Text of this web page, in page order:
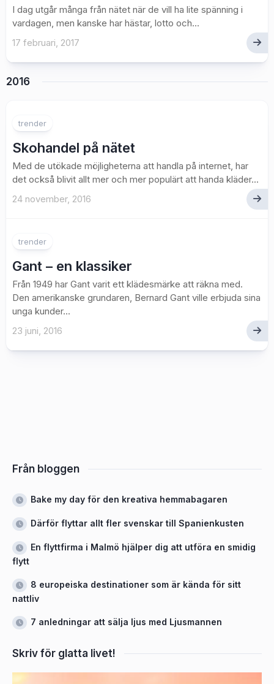
I dag utgår många från nätet när de vill ha lite spänning i
vardagen, men kanske har hästar, lotto och...
17 februari, 2017
2016
trender
Skohandel på nätet
Med de utökade möjligheterna att handla på internet, har
det också blivit allt mer och mer populärt att handa kläder...
24 november, 2016
trender
Gant – en klassiker
Från 1949 har Gant varit ett klädesmärke att räkna med.
Den amerikanske grundaren, Bernard Gant ville erbjuda sina
unga kunder...
23 juni, 2016
Från bloggen
Bake my day för den kreativa hemmabagaren
Därför flyttar allt fler svenskar till Spanienkusten
En flyttfirma i Malmö hjälper dig att utföra en smidig
flytt
8 europeiska destinationer som är kända för sitt
nattliv
7 anledningar att sälja ljus med Ljusmannen
Skriv för glatta livet!